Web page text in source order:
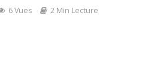
6 Vues 2 Min Lecture